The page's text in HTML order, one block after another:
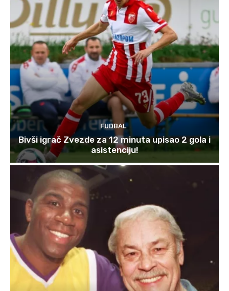
FUDBAL
Bivši igrač Zvezde za 12 minuta upisao 2 gola i
asistenciju!